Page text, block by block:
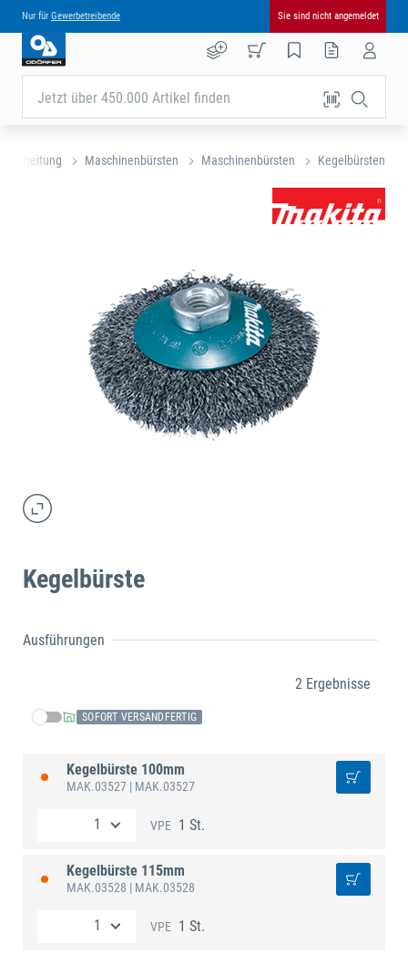
Nur für Gewerbetreibende Sie sind nicht angemeldet
Jetzt über 450.000 Artikel finden
Maschinenbürsten Maschinenbürsten Kegelbürsten
Kegelbürste
Ausführungen
2 Ergebnisse
SOFORT VERSANDFERTIG
Kegelbürste 100mm
MAK.03527 | MAK.03527
VPE 1 St.
Kegelbürste 115mm
MAK.03528 | MAK.03528
VPE 1 St.